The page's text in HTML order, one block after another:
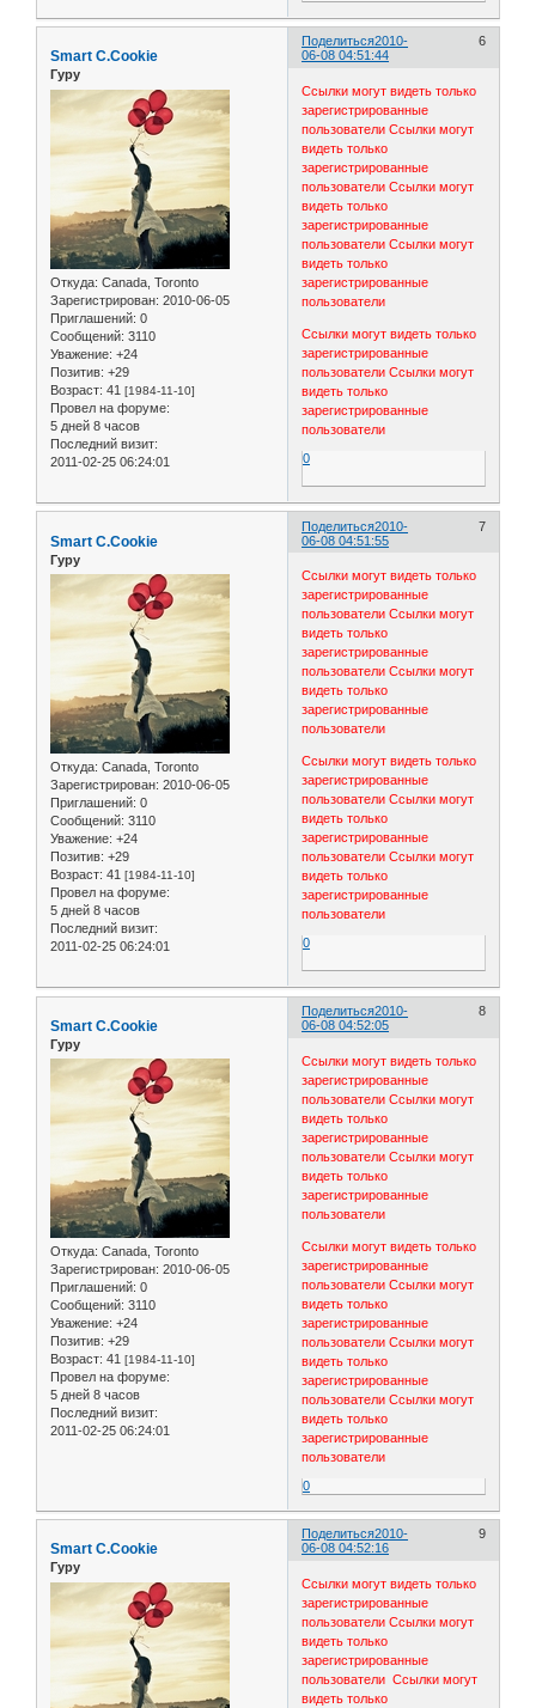
Поделиться 6
2010-
06-08 04:51:44
Smart C.Cookie
Гуру
Откуда: Canada, Toronto
Зарегистрирован: 2010-06-05
Приглашений: 0
Сообщений: 3110
Уважение: +24
Позитив: +29
Возраст: 41 [1984-11-10]
Провел на форуме:
5 дней 8 часов
Последний визит:
2011-02-25 06:24:01
Ссылки могут видеть только
зарегистрированные
пользователи Ссылки могут
видеть только
зарегистрированные
пользователи Ссылки могут
видеть только
зарегистрированные
пользователи Ссылки могут
видеть только
зарегистрированные
пользователи
Ссылки могут видеть только
зарегистрированные
пользователи Ссылки могут
видеть только
зарегистрированные
пользователи
0
Поделиться 7
2010-
06-08 04:51:55
Smart C.Cookie
Гуру
Откуда: Canada, Toronto
Зарегистрирован: 2010-06-05
Приглашений: 0
Сообщений: 3110
Уважение: +24
Позитив: +29
Возраст: 41 [1984-11-10]
Провел на форуме:
5 дней 8 часов
Последний визит:
2011-02-25 06:24:01
Ссылки могут видеть только
зарегистрированные
пользователи Ссылки могут
видеть только
зарегистрированные
пользователи Ссылки могут
видеть только
зарегистрированные
пользователи
Ссылки могут видеть только
зарегистрированные
пользователи Ссылки могут
видеть только
зарегистрированные
пользователи Ссылки могут
видеть только
зарегистрированные
пользователи
0
Поделиться 8
2010-
06-08 04:52:05
Smart C.Cookie
Гуру
Откуда: Canada, Toronto
Зарегистрирован: 2010-06-05
Приглашений: 0
Сообщений: 3110
Уважение: +24
Позитив: +29
Возраст: 41 [1984-11-10]
Провел на форуме:
5 дней 8 часов
Последний визит:
2011-02-25 06:24:01
Ссылки могут видеть только
зарегистрированные
пользователи Ссылки могут
видеть только
зарегистрированные
пользователи Ссылки могут
видеть только
зарегистрированные
пользователи
Ссылки могут видеть только
зарегистрированные
пользователи Ссылки могут
видеть только
зарегистрированные
пользователи Ссылки могут
видеть только
зарегистрированные
пользователи Ссылки могут
видеть только
зарегистрированные
пользователи
0
Поделиться 9
2010-
06-08 04:52:16
Smart C.Cookie
Гуру
Ссылки могут видеть только
зарегистрированные
пользователи Ссылки могут
видеть только
зарегистрированные
пользователи Ссылки могут
видеть только